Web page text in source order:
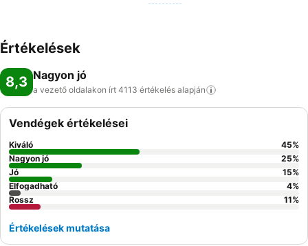
Értékelések
8,3 Nagyon jó
a vezető oldalakon írt 4113 értékelés alapján
Vendégek értékelései
Kiváló 45%
Nagyon jó
25%
Jó
15%
Elfogadható
4%
Rossz
11%
Értékelések mutatása